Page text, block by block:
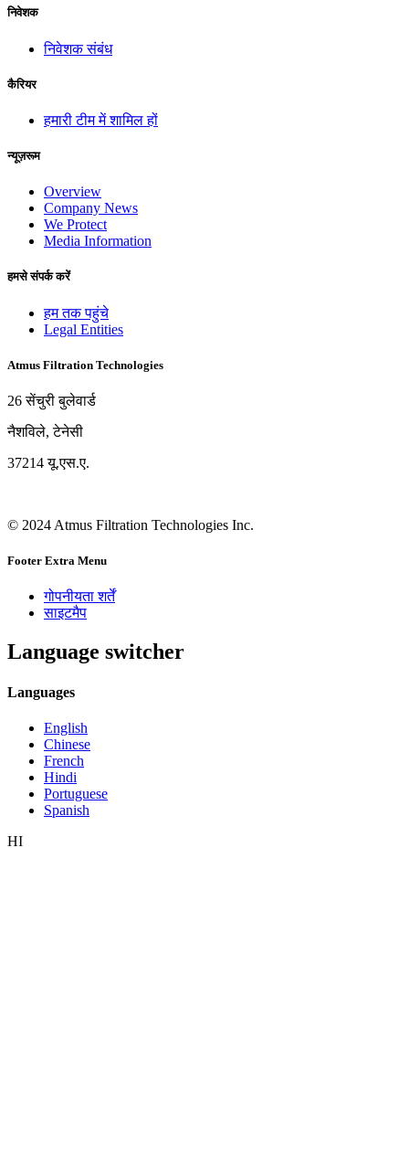
निवेशक
निवेशक संबंध
कैरियर
हमारी टीम में शामिल हों
न्यूज़रूम
Overview
Company News
We Protect
Media Information
हमसे संपर्क करें
हम तक पहुंचे
Legal Entities
Atmus Filtration Technologies
26 सेंचुरी बुलेवार्ड
नैशविले, टेनेसी
37214 यू.एस.ए.
© 2024 Atmus Filtration Technologies Inc.
Footer Extra Menu
गोपनीयता शर्तें
साइटमैप
Language switcher
Languages
English
Chinese
French
Hindi
Portuguese
Spanish
HI